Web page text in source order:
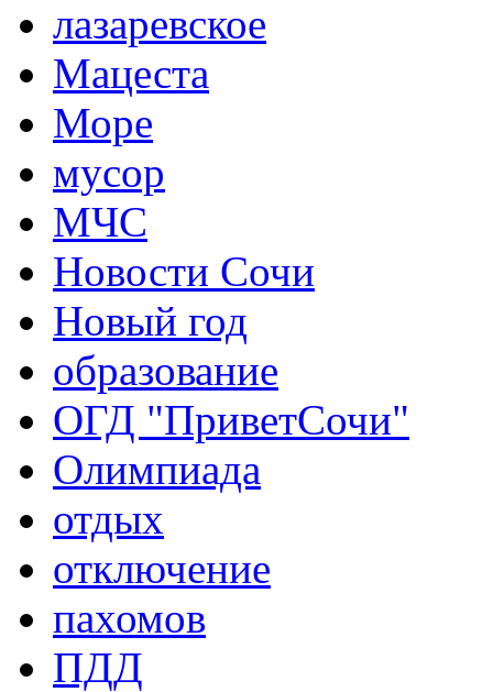
лазаревское
Мацеста
Море
мусор
МЧС
Новости Сочи
Новый год
образование
ОГД "ПриветСочи"
Олимпиада
отдых
отключение
пахомов
ПДД